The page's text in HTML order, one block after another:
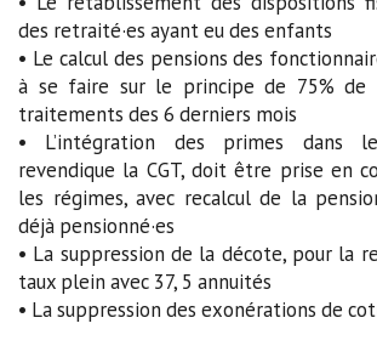
des retraité·es ayant eu des enfants
• Le calcul des pensions des
à se faire sur le principe de 75% de
traitements des 6 derniers mois
• L’intégration des primes dans
revendique la CGT, doit être prise en
les régimes, avec recalcul de la
déjà pensionné·es
• La suppression de la décote, pour la
taux plein avec 37, 5 annuités
• La suppression des exonérations de